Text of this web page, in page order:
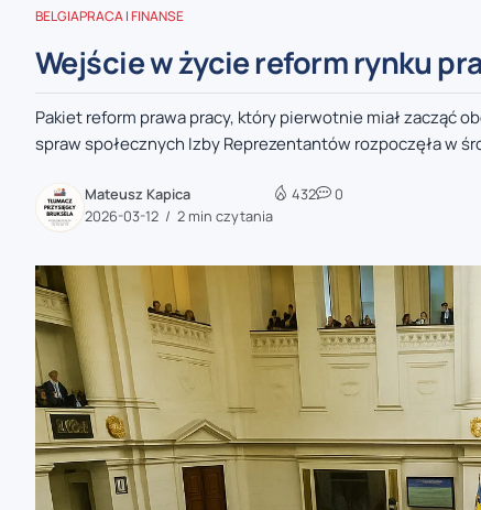
zaobserwuj nas
zaobserwuj nas
zaobserwuj nas
zaobserwuj nas
zaobserwuj nas
BELGIAPRACA I FINANSE
Wejście w życie reform rynku
Pakiet reform prawa pracy, który pierwotnie miał zacząć
spraw społecznych Izby Reprezentantów rozpoczęła w
Mateusz Kapica
2026-03-12
2 min czytania
432 0